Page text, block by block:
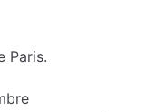
Paris.